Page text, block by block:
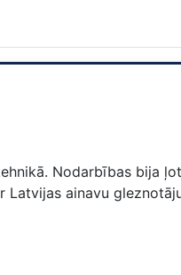
Nodarbības bija
ainavu